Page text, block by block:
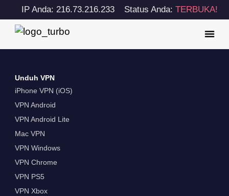
IP Anda: 216.73.216.233 Status Anda: TERBUKA!
Unduh VPN
iPhone VPN (iOS)
VPN Android
VPN Android Lite
Mac VPN
VPN Windows
VPN Chrome
VPN PS5
VPN Xbox